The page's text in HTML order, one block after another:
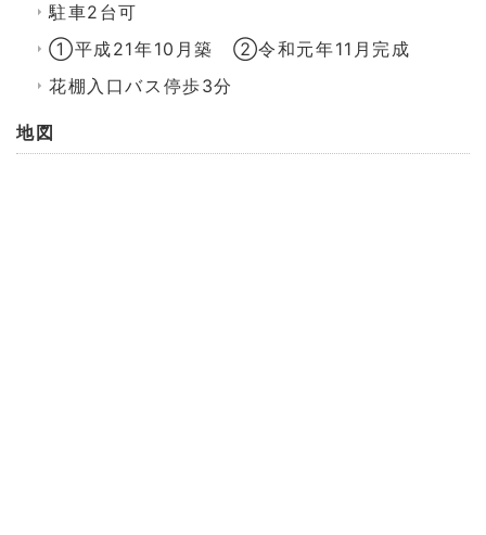
駐車2台可
①平成21年10月築 ②令和元年11月完成
花棚入口バス停歩3分
地図